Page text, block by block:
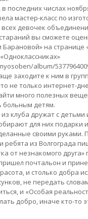
последних числах
мастер-класс по
девочек
вы сможете
на странице
album/
заходите к ним в
не только интернет-
много полезных
больным детям.
клуба дружат с детьми
для них подарки
своими руками.
ребята из Волгограда
от незнакомого друга»
почтальон и
и столько добра
не передать
и «Особая
добро, иначе кто-то